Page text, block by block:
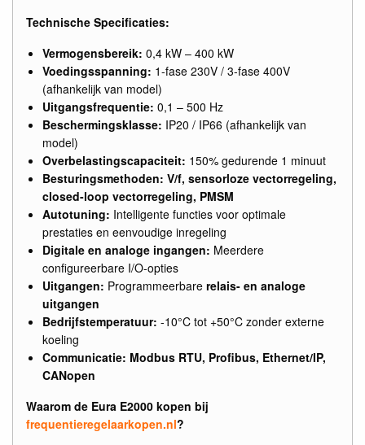
Technische Specificaties:
Vermogensbereik: 0,4 kW – 400 kW
Voedingsspanning: 1-fase 230V / 3-fase 400V
(afhankelijk van model)
Uitgangsfrequentie: 0,1 – 500 Hz
Beschermingsklasse: IP20 / IP66 (afhankelijk van
model)
Overbelastingscapaciteit: 150% gedurende 1 minuut
Besturingsmethoden: V/f, sensorloze vectorregeling,
closed-loop vectorregeling, PMSM
Autotuning: Intelligente functies voor optimale
prestaties en eenvoudige inregeling
Digitale en analoge ingangen: Meerdere
configureerbare I/O-opties
Uitgangen: Programmeerbare relais- en analoge
uitgangen
Bedrijfstemperatuur: -10°C tot +50°C zonder externe
koeling
Communicatie: Modbus RTU, Profibus, Ethernet/IP,
CANopen
Waarom de Eura E2000 kopen bij
frequentieregelaarkopen.nl?